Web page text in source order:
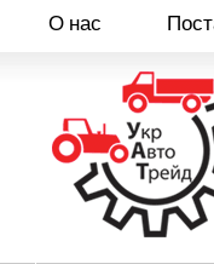
основному
содержанию
О нас